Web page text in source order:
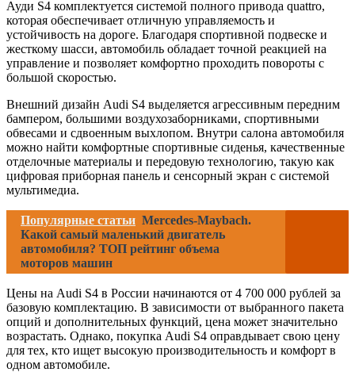
Ауди S4 комплектуется системой полного привода quattro,
которая обеспечивает отличную управляемость и
устойчивость на дороге. Благодаря спортивной подвеске и
жесткому шасси, автомобиль обладает точной реакцией на
управление и позволяет комфортно проходить повороты с
большой скоростью.
Внешний дизайн Audi S4 выделяется агрессивным передним
бампером, большими воздухозаборниками, спортивными
обвесами и сдвоенным выхлопом. Внутри салона автомобиля
можно найти комфортные спортивные сиденья, качественные
отделочные материалы и передовую технологию, такую как
цифровая приборная панель и сенсорный экран с системой
мультимедиа.
Популярные статьи Mercedes-Maybach.
Какой самый маленький двигатель
автомобиля? ТОП рейтинг объема
моторов машин
Цены на Audi S4 в России начинаются от 4 700 000 рублей за
базовую комплектацию. В зависимости от выбранного пакета
опций и дополнительных функций, цена может значительно
возрастать. Однако, покупка Audi S4 оправдывает свою цену
для тех, кто ищет высокую производительность и комфорт в
одном автомобиле.